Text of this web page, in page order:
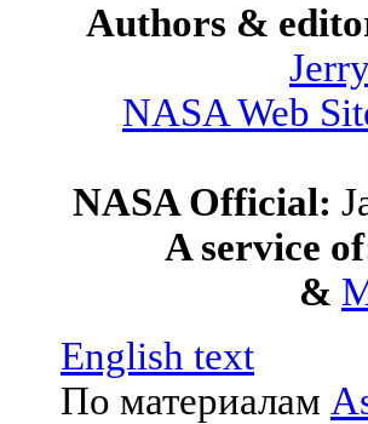
Authors &
NASA Web
NASA Official:
A service
&
English text
По материалам